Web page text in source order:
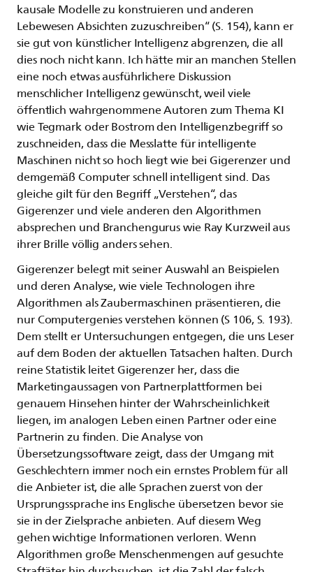
kausale Modelle zu konstruieren und anderen
Lebewesen Absichten zuzuschreiben“ (S. 154), kann er
sie gut von künstlicher Intelligenz abgrenzen, die all
dies noch nicht kann. Ich hätte mir an manchen Stellen
eine noch etwas ausführlichere Diskussion
menschlicher Intelligenz gewünscht, weil viele
öffentlich wahrgenommene Autoren zum Thema KI
wie Tegmark oder Bostrom den Intelligenzbegriff so
zuschneiden, dass die Messlatte für intelligente
Maschinen nicht so hoch liegt wie bei Gigerenzer und
demgemäß Computer schnell intelligent sind. Das
gleiche gilt für den Begriff „Verstehen“, das
Gigerenzer und viele anderen den Algorithmen
absprechen und Branchengurus wie Ray Kurzweil aus
ihrer Brille völlig anders sehen.
Gigerenzer belegt mit seiner Auswahl an Beispielen
und deren Analyse, wie viele Technologen ihre
Algorithmen als Zaubermaschinen präsentieren, die
nur Computergenies verstehen können (S 106, S. 193).
Dem stellt er Untersuchungen entgegen, die uns Leser
auf dem Boden der aktuellen Tatsachen halten. Durch
reine Statistik leitet Gigerenzer her, dass die
Marketingaussagen von Partnerplattformen bei
genauem Hinsehen hinter der Wahrscheinlichkeit
liegen, im analogen Leben einen Partner oder eine
Partnerin zu finden. Die Analyse von
Übersetzungssoftware zeigt, dass der Umgang mit
Geschlechtern immer noch ein ernstes Problem für all
die Anbieter ist, die alle Sprachen zuerst von der
Ursprungssprache ins Englische übersetzen bevor sie
sie in der Zielsprache anbieten. Auf diesem Weg
gehen wichtige Informationen verloren. Wenn
Algorithmen große Menschenmengen auf gesuchte